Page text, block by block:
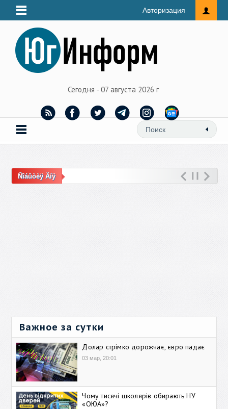
Авторизация
Сегодня - 07 августа 2026 г
Ñîáûòèÿ Äíÿ
Важное за сутки
Долар стрімко дорожчає, євро падає
03 мар, 20:01
Чому тисячі школярів обирають НУ
«ОЮА»?